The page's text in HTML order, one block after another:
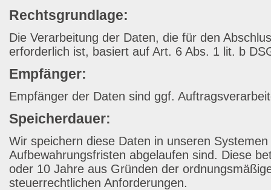
Rechtsgrundlage:
Die Verarbeitung der Daten, die für den
erforderlich ist, basiert auf Art. 6 Abs. 1 lit. b
Empfänger:
Empfänger der Daten sind ggf.
Speicherdauer:
Wir speichern diese Daten in unseren
Aufbewahrungsfristen abgelaufen sind. Diese
oder 10 Jahre aus Gründen der
steuerrechtlichen Anforderungen.